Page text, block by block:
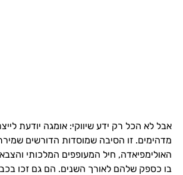
אבל לא הכל רק ידע שיווקי: אומגה יודעת
מדהימים. זו הסיבה שמוסדות הדורשים
האולימפיאדה, חיל המעופפים המלכותי
בו כספק שלהם לאורך השנים. הם גם זכו